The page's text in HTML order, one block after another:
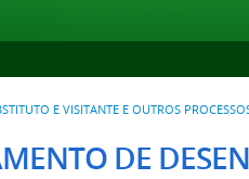
E VISITANTE E OUTROS
DE